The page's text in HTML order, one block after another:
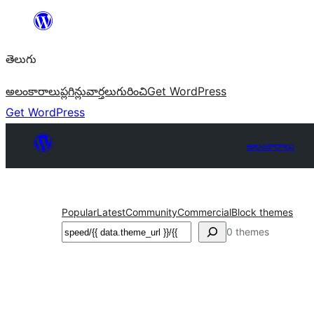
విషయానికి
తెలుగు
అలంకారాలుప్లగిన్లువార్తలుగురించిGet WordPress
Get WordPress
అలంకారాలు
PopularLatestCommunityCommercialBlock themes
వెతుకు 0 themes